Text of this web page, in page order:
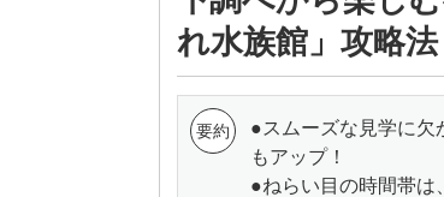
れ水族館」攻略法
●スムーズな見学に欠
もアップ！
●ねらい目の時間帯は